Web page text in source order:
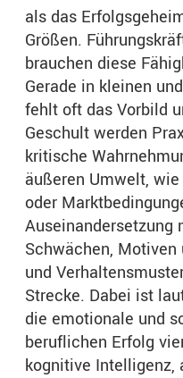
als das
Größen.
brauchen diese
Gerade in kleinen
fehlt oft das Vorbild
Geschult werden
kritische
äußeren Umwelt,
oder
Auseinandersetzung
Schwächen,
und
Strecke. Dabei ist
die emotionale und
beruflichen Erfolg
kognitive Intelligenz,